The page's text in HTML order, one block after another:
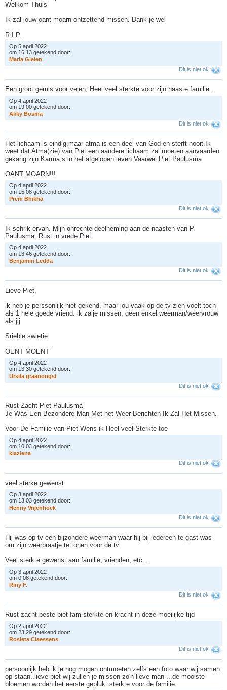
Welkom Thuis
Ik zal jouw oant moarn ontzettend missen. Dank je wel
R.I.P.
Op 5 april 2022
om 16:13 getekend door:
Maria Gielen
Dit is niet ok
Een groot gemis voor velen; Heel veel sterkte voor zijn naaste familie...
Op 4 april 2022
om 19:00 getekend door:
Akky Bosma
Dit is niet ok
Het lichaam is eindig,maar atma is een deel van God en sterft nooit.Ik
weet dat Atma(zie) van Piet een aandere lichaam zal moeten aanvaarden
gekang zijn Karma,s in het afgelopen leven.Vaarwel Piet Paulusma
OANT MOARN!!!
Op 4 april 2022
om 15:08 getekend door:
Prem Bhikha
Dit is niet ok
Ik schrik ervan. Mijn onrechte deelneming aan de naasten van P.
Paulusma. Rust in vrede Piet
Op 4 april 2022
om 13:46 getekend door:
Benjamin Ledda
Dit is niet ok
Lieve Piet,
ik heb je perssonlijk niet gekend, maar jou vaak op de tv zien voelt toch
als 1 hele goede vriend. ik zalje missen, geen enkel weerman/weervrouw
als jij
Sriebie swietie
OENT MOENT
Op 4 april 2022
om 13:30 getekend door:
Ursila graanoogst
Dit is niet ok
Rust Zacht Piet Paulusma
Je Was Een Bezondere Man Met het Weer Berichten Ik Zal Het Missen.
Voor De Familie van Piet Wens ik Heel veel Sterkte toe
Op 4 april 2022
om 10:03 getekend door:
klaziena
Dit is niet ok
veel sterke gewenst
Op 3 april 2022
om 13:03 getekend door:
Henny Vrijenhoek
Dit is niet ok
Hij was op tv een bijzondere weerman waar hij bij iedereen te gast was
om zijn weerpraatje te tonen voor de tv.
Veel sterkte gewenst aan familie, vrienden, etc...
Op 3 april 2022
om 0:08 getekend door:
Riny F.
Dit is niet ok
Rust zacht beste piet fam sterkte en kracht in deze moeilijke tijd
Op 2 april 2022
om 23:29 getekend door:
Rosieta Claessens
Dit is niet ok
persoonlijk heb ik je nog mogen ontmoeten zelfs een foto waar wij samen
op staan..lieve piet wij zullen je missen zo'n lieve man ...de mooiste
bloemen worden het eerste geplukt sterkte voor de familie